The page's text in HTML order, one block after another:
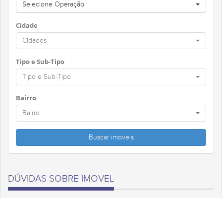
Selecione Operação
Cidade
Cidades
Tipo e Sub-Tipo
Tipo e Sub-Tipo
Bairro
Bairro
DÚVIDAS SOBRE IMOVEL